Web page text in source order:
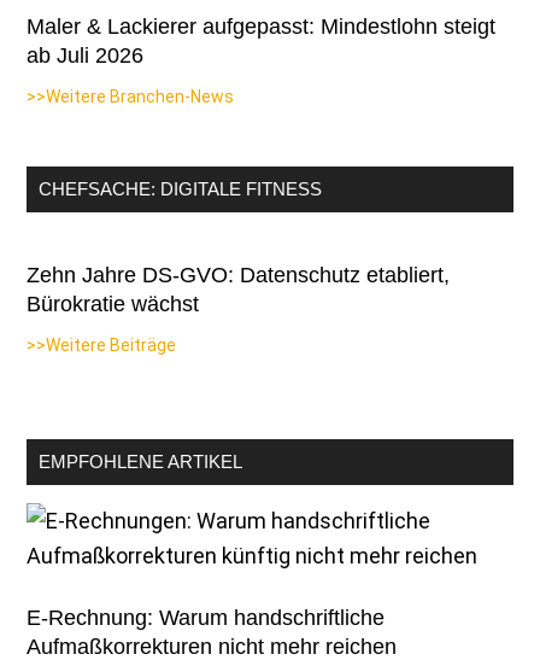
Maler & Lackierer aufgepasst: Mindestlohn steigt
ab Juli 2026
>>Weitere Branchen-News
CHEFSACHE: DIGITALE FITNESS
Zehn Jahre DS-GVO: Datenschutz etabliert,
Bürokratie wächst
>>Weitere Beiträge
EMPFOHLENE ARTIKEL
E-Rechnung: Warum handschriftliche
Aufmaßkorrekturen nicht mehr reichen